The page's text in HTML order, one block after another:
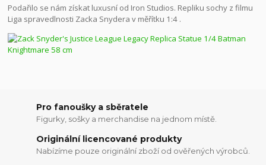
Podařilo se nám získat luxusní od Iron Studios. Repliku sochy z filmu
Liga spravedlnosti Zacka Snydera v měřítku 1:4 .
Pro fanoušky a sběratele
Figurky, sošky a merchandise na jednom místě.
Originální licencované produkty
Nabízíme pouze originální zboží od ověřených výrobců.